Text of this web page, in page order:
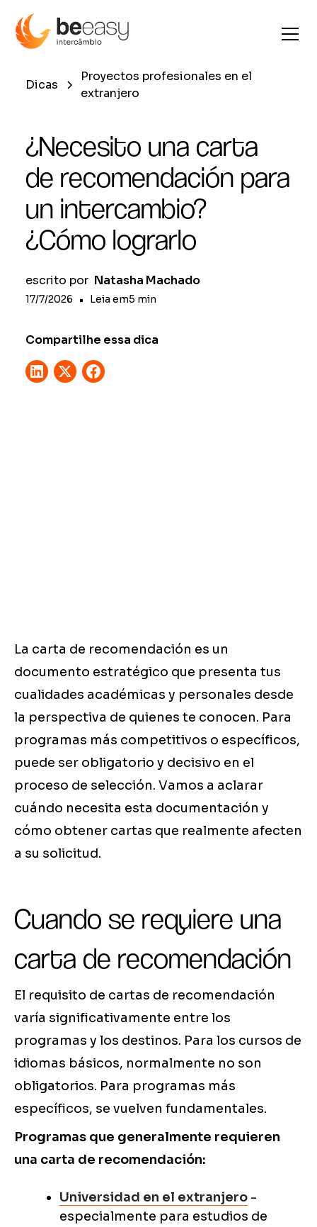
Dicas
Proyectos profesionales en el
extranjero
¿Necesito una carta
de recomendación para
un intercambio?
¿Cómo lograrlo
escrito por Natasha Machado
17/7/2026 • Leia em5 min
Compartilhe essa dica
La carta de recomendación es un
documento estratégico que presenta tus
cualidades académicas y personales desde
la perspectiva de quienes te conocen. Para
programas más competitivos o específicos,
puede ser obligatorio y decisivo en el
proceso de selección. Vamos a aclarar
cuándo necesita esta documentación y
cómo obtener cartas que realmente afecten
a su solicitud.
Cuando se requiere una
carta de recomendación
El requisito de cartas de recomendación
varía significativamente entre los
programas y los destinos. Para los cursos de
idiomas básicos, normalmente no son
obligatorios. Para programas más
específicos, se vuelven fundamentales.
Programas que generalmente requieren
una carta de recomendación:
Universidad en el extranjero -
especialmente para estudios de